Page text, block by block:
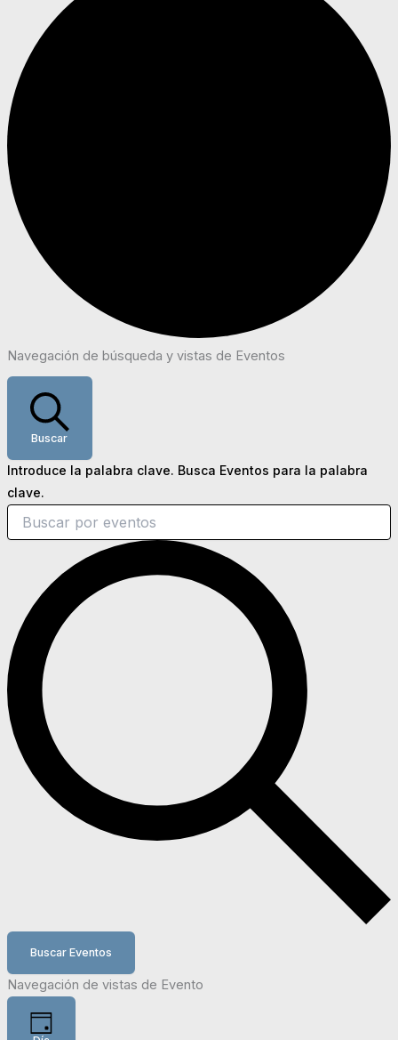
Navegación de búsqueda y vistas de Eventos
Buscar
Introduce la palabra clave. Busca Eventos para la palabra
clave.
Buscar Eventos
Navegación de vistas de Evento